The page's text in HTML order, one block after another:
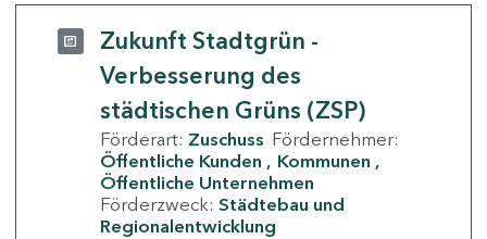
Zukunft Stadtgrün -
Verbesserung des
städtischen Grüns (ZSP)
Förderart: Zuschuss Fördernehmer:
Öffentliche Kunden
Kommunen
Öffentliche Unternehmen
Förderzweck: Städtebau und
Regionalentwicklung